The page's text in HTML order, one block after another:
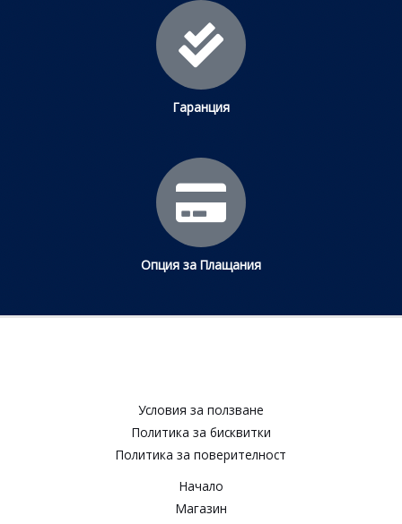
Гаранция
Опция за Плащания
Условия за ползване​
Политика за бисквитки​
Политика за поверителност​
Начало
Магазин